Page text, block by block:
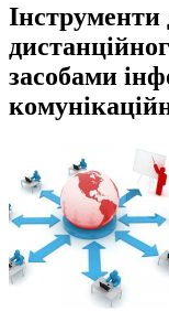
Інструменти
засобами